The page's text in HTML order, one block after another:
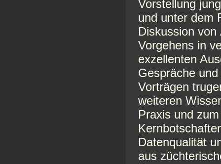
Vorstellung
und unter dem
Diskussion
Vorgehens in
exzellenten
Gespräche
Vorträgen
weiteren
Praxis und
Datenqualität
aus